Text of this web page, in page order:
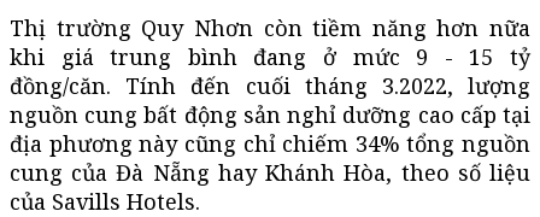
Thị trường Quy Nhơn còn tiềm năng hơn nữa
khi giá trung bình đang ở mức 9 - 15 tỷ
đồng/căn. Tính đến cuối tháng 3.2022, lượng
nguồn cung bất động sản nghỉ dưỡng cao cấp tại
địa phương này cũng chỉ chiếm 34% tổng nguồn
cung của Đà Nẵng hay Khánh Hòa, theo số liệu
của Savills Hotels.